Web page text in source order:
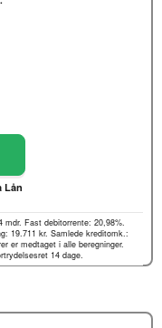
Lån
Fast debitorrente: 20,98%.
19.711 kr. Samlede kreditomk.:
er medtaget i alle beregninger.
14 dage.